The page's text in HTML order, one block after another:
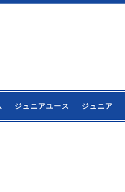
ジュニアユース ジュニア